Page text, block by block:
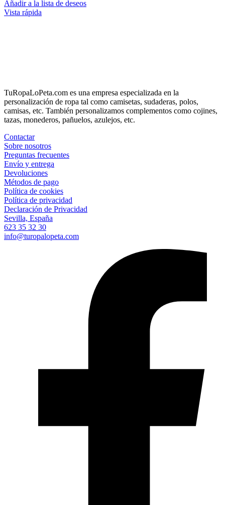
Añadir a la lista de deseos
Vista rápida
TuRopaLoPeta.com es una empresa especializada en la
personalización de ropa tal como camisetas, sudaderas, polos,
camisas, etc. También personalizamos complementos como cojines,
tazas, monederos, pañuelos, azulejos, etc.
Contactar
Sobre nosotros
Preguntas frecuentes
Envío y entrega
Devoluciones
Métodos de pago
Política de cookies
Política de privacidad
Declaración de Privacidad
Sevilla, España
623 35 32 30
info@turopalopeta.com